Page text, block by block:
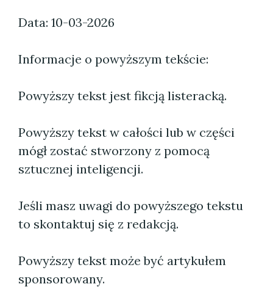
Data: 10-03-2026
Informacje o powyższym tekście:
Powyższy tekst jest fikcją listeracką.
Powyższy tekst w całości lub w części
mógł zostać stworzony z pomocą
sztucznej inteligencji.
Jeśli masz uwagi do powyższego tekstu
to skontaktuj się z redakcją.
Powyższy tekst może być artykułem
sponsorowany.